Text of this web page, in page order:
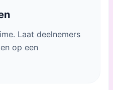
Laat deelnemers
op een